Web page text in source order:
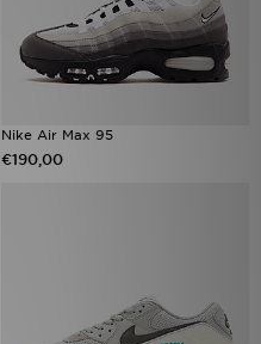
Nike Air Max 95
€190,00